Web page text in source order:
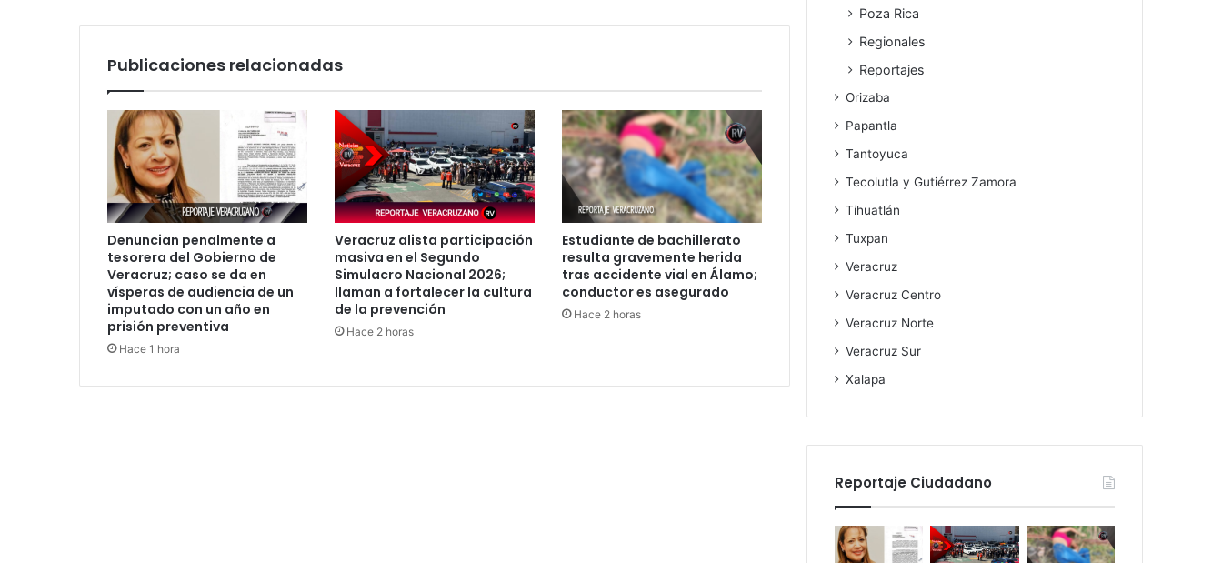
de
2025
Publicaciones relacionadas
Denuncian penalmente a
tesorera del Gobierno de
Veracruz; caso se da en
vísperas de audiencia de un
imputado con un año en
prisión preventiva
Hace 1 hora
Veracruz alista participación
masiva en el Segundo
Simulacro Nacional 2026;
llaman a fortalecer la cultura
de la prevención
Hace 2 horas
Estudiante de bachillerato
resulta gravemente herida
tras accidente vial en Álamo;
conductor es asegurado
Hace 2 horas
Poza Rica
Regionales
Reportajes
Orizaba
Papantla
Tantoyuca
Tecolutla y Gutiérrez Zamora
Tihuatlán
Tuxpan
Veracruz
Veracruz Centro
Veracruz Norte
Veracruz Sur
Xalapa
Reportaje Ciudadano